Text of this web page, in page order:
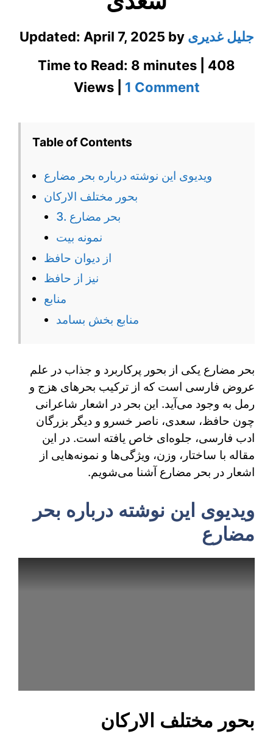
Updated: April 7, 2025 by جلیل غدیری
Time to Read: 8 minutes | 408
Views | 1 Commenton
مضارع
Table of Contents
ویدیوی این نوشته درباره بحر مضارع
بحور مختلف الارکان
3. بحر مضارع
نمونه بیت
از دیوان حافظ
نیز از حافظ
منابع
منابع بخش بسامد
بحر مضارع یکی از بحور پرکاربرد و جذاب در علم
عروض فارسی است که از ترکیب بحرهای هزج و
رمل به‌ وجود می‌آید. این بحر در اشعار شاعرانی
چون حافظ، سعدی، ناصر خسرو و دیگر بزرگان
ادب فارسی، جلوه‌ای خاص یافته است. در این
مقاله با ساختار، وزن، ویژگی‌ها و نمونه‌هایی از
اشعار در بحر مضارع آشنا می‌شویم.
ویدیوی این نوشته درباره بحر
مضارع
بحور مختلف الارکان